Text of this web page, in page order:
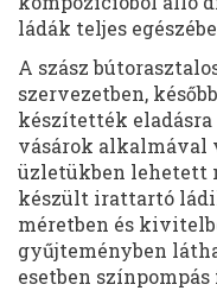
ládák teljes
A szász
szervezetben,
készítették
vásárok alkalmával
üzletükben lehetett
készült irattartó
méretben és
gyűjteményben
esetben